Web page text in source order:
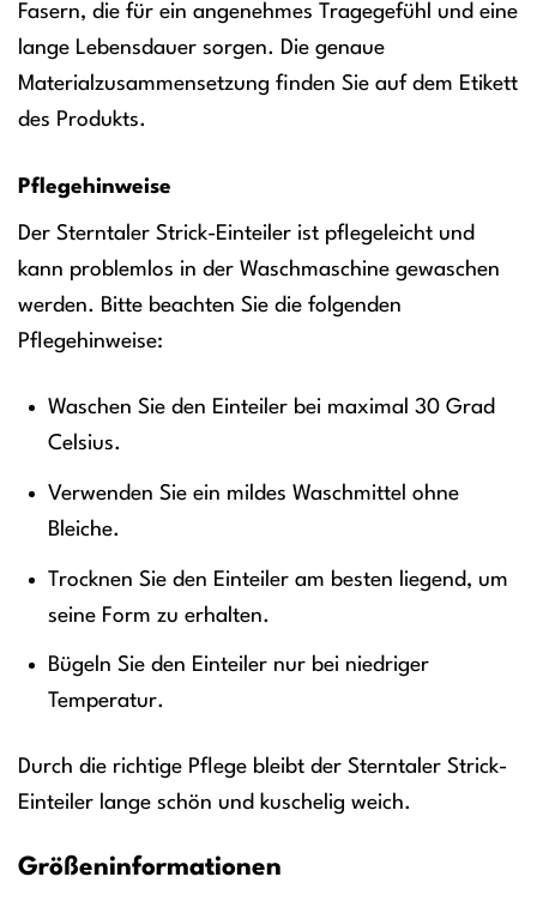
Fasern, die für ein angenehmes Tragegefühl und eine
lange Lebensdauer sorgen. Die genaue
Materialzusammensetzung finden Sie auf dem Etikett
des Produkts.
Pflegehinweise
Der Sterntaler Strick-Einteiler ist pflegeleicht und
kann problemlos in der Waschmaschine gewaschen
werden. Bitte beachten Sie die folgenden
Pflegehinweise:
Waschen Sie den Einteiler bei maximal 30 Grad
Celsius.
Verwenden Sie ein mildes Waschmittel ohne
Bleiche.
Trocknen Sie den Einteiler am besten liegend, um
seine Form zu erhalten.
Bügeln Sie den Einteiler nur bei niedriger
Temperatur.
Durch die richtige Pflege bleibt der Sterntaler Strick-
Einteiler lange schön und kuschelig weich.
Größeninformationen